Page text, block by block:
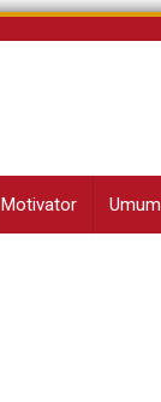
Motivator Umum